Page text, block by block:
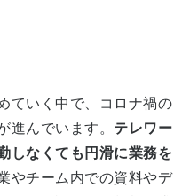
ていく中で、コロナ禍の
進んでいます。 テレワー
しなくても円滑に業務を
やチーム内での資料やデ